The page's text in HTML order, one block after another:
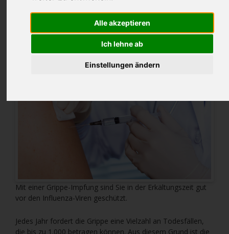
Alle akzeptieren
Ich lehne ab
Einstellungen ändern
Ist eine Grippe-Impfung
empfehlenswert?
Mit einer Grippe-Impfung sind Sie in der Erkältungszeit gut
vor den Influenza-Viren geschützt.
Jedes Jahr fordert die Grippe eine Vielzahl an Todesfällen,
die bis zu 1.000 betragen können. Aus diesem Grund ist die